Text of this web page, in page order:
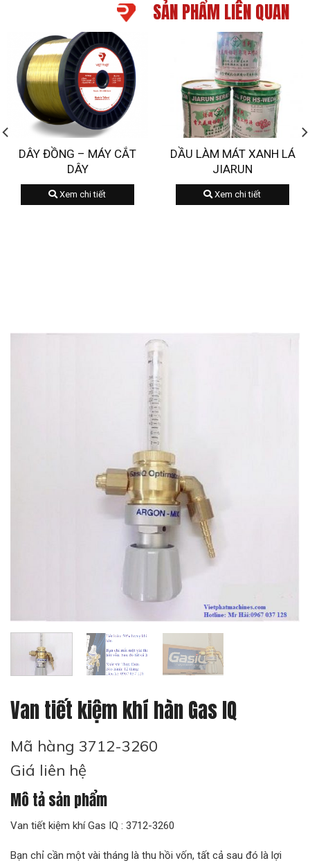
SẢN PHẨM LIÊN QUAN
DÂY ĐỒNG – MÁY CẮT
DÂY
Xem chi tiết
DẦU LÀM MÁT XANH LÁ
JIARUN
Xem chi tiết
Van tiết kiệm khí hàn Gas IQ
Mã hàng 3712-3260
Giá liên hệ
Mô tả sản phẩm
Van tiết kiệm khí Gas IQ : 3712-3260
Bạn chỉ cần một vài tháng là thu hồi vốn, tất cả sau đó là lợi